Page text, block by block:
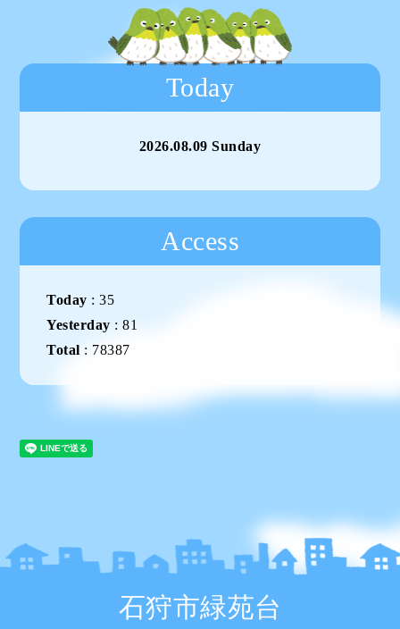
Today
2026.08.09 Sunday
Access
Today :35
Yesterday :81
Total : 78387
石狩市緑苑台